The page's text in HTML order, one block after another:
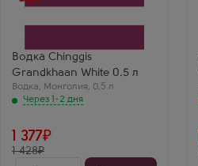
Водка Chinggis
Grandkhaan White 0.5 л
Водка, Монголия, 0,5 л
Через 1-2 дня
Производитель
1 377
1 428